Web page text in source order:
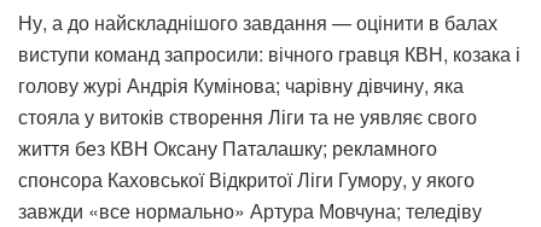
Ну, а до найскладнішого завдання — оцінити в балах
виступи команд запросили: вічного гравця КВН, козака і
голову журі Андрія Кумінова; чарівну дівчину, яка
стояла у витоків створення Ліги та не уявляє свого
життя без КВН Оксану Паталашку; рекламного
спонсора Каховської Відкритої Ліги Гумору, у якого
завжди «все нормально» Артура Мовчуна; теледіву